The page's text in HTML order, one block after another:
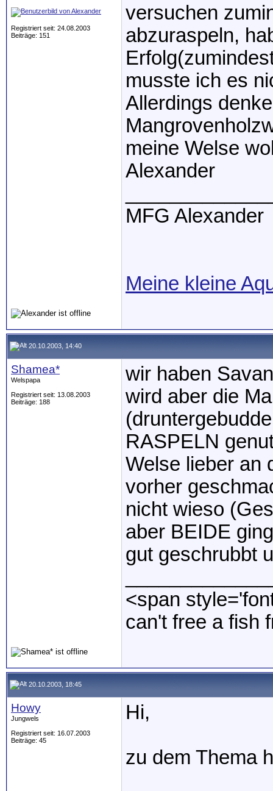
Registriert seit: 24.08.2003
Beiträge: 151
versuchen
abzuraspeln,
musste ich es
Allerdings
meine Welse
Alexander
MFG Alexander
Meine kleine
20.10.2003, 14:40
Shamea*
Welspapa
Registriert seit: 13.08.2003
Beiträge: 188
wir haben
wird aber die
RASPELN
Welse lieber an
vorher
nicht wieso
aber BEIDE
gut geschrubbt
<span
can't free a fish
20.10.2003, 18:45
Howy
Jungwels
Registriert seit: 16.07.2003
Beiträge: 45
Hi,
zu dem Thema